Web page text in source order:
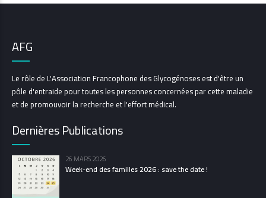
AFG
Le rôle de L'Association Francophone des Glycogénoses est d'être un
pôle d'entraide pour toutes les personnes concernées par cette maladie
et de promouvoir la recherche et l'effort médical.
Dernières Publications
26 MARS 2026
Week-end des familles 2026 : save the date !